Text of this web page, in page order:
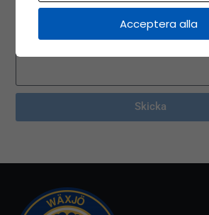
Meddelande
Skicka
Acceptera alla